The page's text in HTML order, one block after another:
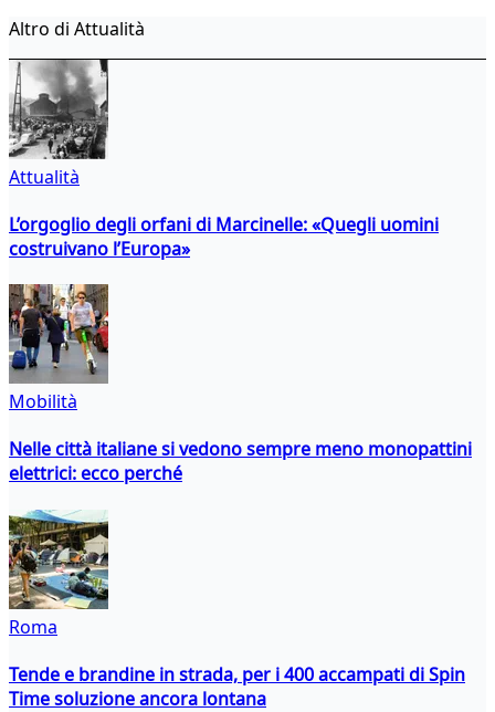
Altro di Attualità
Attualità
L’orgoglio degli orfani di Marcinelle: «Quegli uomini
costruivano l’Europa»
Mobilità
Nelle città italiane si vedono sempre meno monopattini
elettrici: ecco perché
Roma
Tende e brandine in strada, per i 400 accampati di Spin
Time soluzione ancora lontana